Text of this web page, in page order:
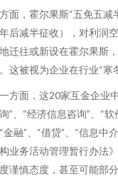
面，霍尔果斯“五免五减
后减半征收），对利润
迁往或新设在霍尔果斯
这被视为企业在行业“寒
方面，这20家互金企业
”、“经济信息咨询”、“
金融”、“借贷”、“信息中
业务活动管理暂行办法
谨慎态度，甚至可能部